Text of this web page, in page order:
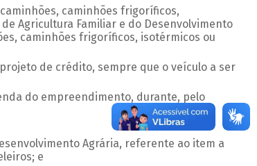
caminhões frigoríficos,
Agricultura Familiar e do Desenvolvimento
caminhões frigoríficos, isotérmicos ou
de crédito, sempre que o veículo a ser
do empreendimento, durante, pelo
Agrária, referente ao item a
e